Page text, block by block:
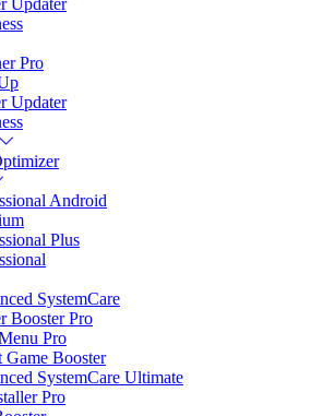
Updater
Pro
Updater
Android
Plus
SystemCare
Booster Pro
Pro
Game Booster
SystemCare Ultimate
Pro